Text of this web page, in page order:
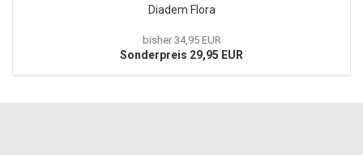
Diadem Flora
bisher 34,95 EUR
Sonderpreis 29,95 EUR